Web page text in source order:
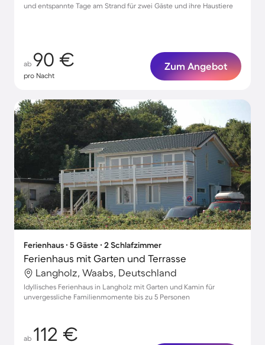
und entspannte Tage am Strand für zwei Gäste und ihre Haustiere
ab 90 €
pro Nacht
Zum Angebot
Ferienhaus ∙ 5 Gäste ∙ 2 Schlafzimmer
Ferienhaus mit Garten und Terrasse
Langholz, Waabs, Deutschland
Idyllisches Ferienhaus in Langholz mit Garten und Kamin für
unvergessliche Familienmomente bis zu 5 Personen
ab 112 €